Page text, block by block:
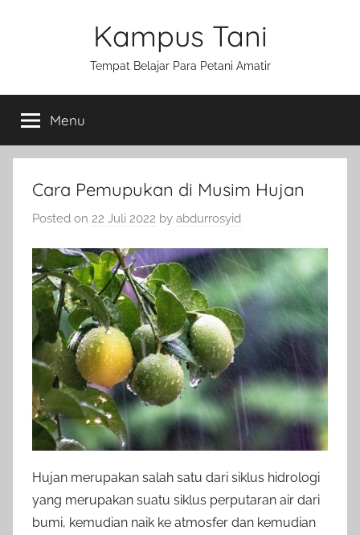
Kampus Tani
Tempat Belajar Para Petani Amatir
Menu
Cara Pemupukan di Musim Hujan
Posted on 22 Juli 2022 by abdurrosyid
Hujan merupakan salah satu dari siklus hidrologi
yang merupakan suatu siklus perputaran air dari
bumi, kemudian naik ke atmosfer dan kemudian